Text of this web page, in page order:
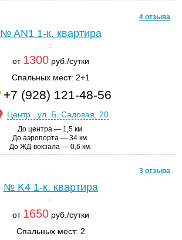
4 отзыва
№ AN1 1-к. квартира
от 1300руб./сутки
Спальных мест: 2+1
+7 (928) 121-48-56
Центр , ул. Б. Садовая, 20
До центра — 1,5 км.
До аэропорта — 34 км.
До ЖД-вокзала — 0,6 км.
3 отзыва
№ K41-к. квартира
от 1650руб./сутки
Спальных мест: 2